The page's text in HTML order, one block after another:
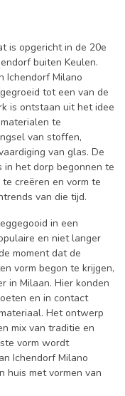
is opgericht in de 20e
buiten Keulen.
Ichendorf Milano
tot een van de
is ontstaan ​​uit het idee
te
van stoffen,
van glas. De
in het dorp begonnen te
creëren en vorm te
van die tijd.
in een
en niet langer
moment dat de
vorm begon te krijgen,
in Milaan. Hier konden
en in contact
Het ontwerp
mix van traditie en
vorm wordt
Ichendorf Milano
huis met vormen van